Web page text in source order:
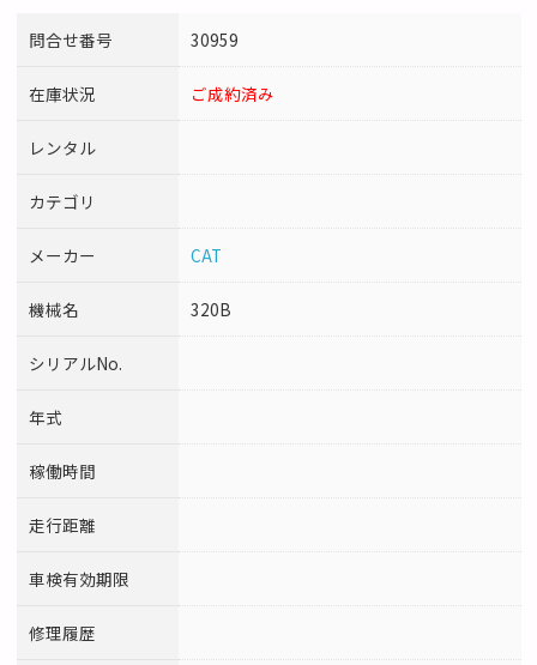
問合せ番号 30959
在庫状況 ご成約済み
レンタル
カテゴリ
メーカー CAT
機械名 320B
シリアルNo.
年式
稼働時間
走行距離
車検有効期限
修理履歴